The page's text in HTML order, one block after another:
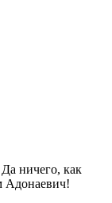
ничего, как
Адонаевич!